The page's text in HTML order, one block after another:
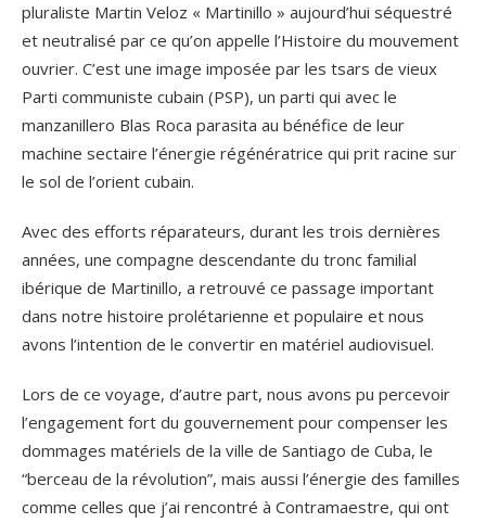
pluraliste Martin Veloz « Martinillo » aujourd’hui séquestré
et neutralisé par ce qu’on appelle l’Histoire du mouvement
ouvrier. C’est une image imposée par les tsars de vieux
Parti communiste cubain (PSP), un parti qui avec le
manzanillero Blas Roca parasita au bénéfice de leur
machine sectaire l’énergie régénératrice qui prit racine sur
le sol de l’orient cubain.
Avec des efforts réparateurs, durant les trois dernières
années, une compagne descendante du tronc familial
ibérique de Martinillo, a retrouvé ce passage important
dans notre histoire prolétarienne et populaire et nous
avons l’intention de le convertir en matériel audiovisuel.
Lors de ce voyage, d’autre part, nous avons pu percevoir
l’engagement fort du gouvernement pour compenser les
dommages matériels de la ville de Santiago de Cuba, le
“berceau de la révolution”, mais aussi l’énergie des familles
comme celles que j’ai rencontré à Contramaestre, qui ont